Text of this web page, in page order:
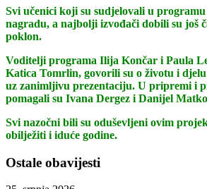
Svi učenici koji su sudjelovali u
nagradu, a najbolji izvođači dobili su još
poklon.
Voditelji programa Ilija Končar i Paula
Katica Tomrlin, govorili su o životu i
uz zanimljivu prezentaciju. U pripremi i
pomagali su Ivana Dergez i Danijel
Svi nazočni bili su oduševljeni ovim
obilježiti i iduće godine.
Ostale obavijesti